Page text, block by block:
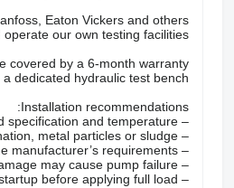
Eaton Vickers and others.
our own testing facilities.
covered by a 6-month warranty.
dedicated hydraulic test bench.
Installation recommendations:
– Fill the pump with the correct hydraulic oil according to the recommended specification and temperature.
– Check the hydraulic system for contamination, metal particles or sludge.
– Replace all hydraulic filters with new ones, in line with the manufacturer’s requirements.
– Inspect hoses, valves and hydraulic connections – leaks or damage may cause pump failure.
– Properly bleed the system and perform initial startup before applying full load.